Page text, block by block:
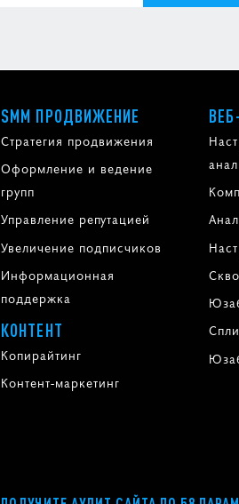
SMM ПРОДВИЖЕНИЕ
Стратегия продвижения
Оформление и ведение
групп
Управление репутацией
Увеличение подписчиков
Информационная
поддержка
КОНТЕНТ
Копирайтинг
Контент-маркетинг